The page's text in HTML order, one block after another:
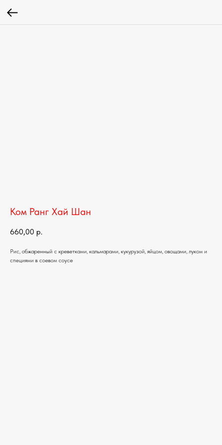
Ком Ранг Хай Шан
660,00 р.
Рис, обжаренный с креветками, кальмарами, кукурузой, яйцом, овощами, луком и
специями в соевом соусе